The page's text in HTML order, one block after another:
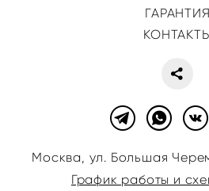
ГАРАНТИЯ
Москва, ул. Большая
График работы и